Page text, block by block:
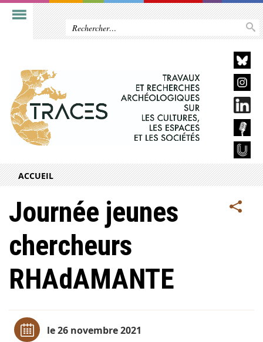
ACCUEIL
Journée jeunes
chercheurs
RHAdAMANTE
le 26 novembre 2021